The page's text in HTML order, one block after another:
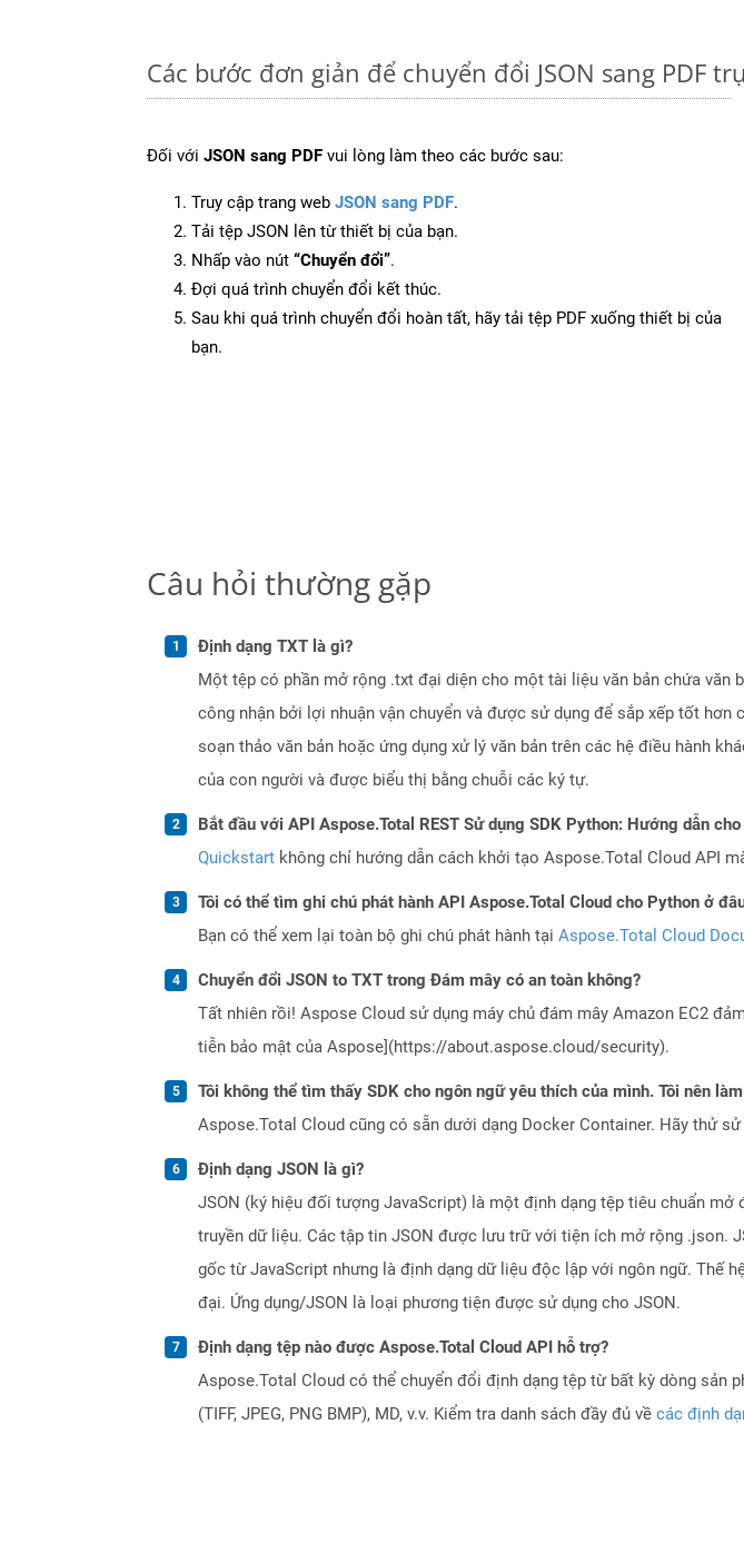
Các bước đơn giản để chuyển đổi JSON sang PDF
Đối với JSON sang PDF vui lòng làm theo các bước sau:
Truy cập trang web JSON sang PDF.
Tải tệp JSON lên từ thiết bị của bạn.
Nhấp vào nút “Chuyển đổi”.
Đợi quá trình chuyển đổi kết thúc.
Sau khi quá trình chuyển đổi hoàn tất, hãy tải tệp PDF xuống thiết bị của
bạn.
Câu hỏi thường gặp
Định dạng TXT là gì?
Một tệp có phần mở rộng .txt đại diện cho một tài liệu văn bản chứa
công nhận bởi lợi nhuận vận chuyển và được sử dụng để sắp xếp tốt
soạn thảo văn bản hoặc ứng dụng xử lý văn bản trên các hệ điều hành
của con người và được biểu thị bằng chuỗi các ký tự.
Bắt đầu với API Aspose.Total REST Sử dụng SDK Python: Hướng dẫn
Quickstart không chỉ hướng dẫn cách khởi tạo Aspose.Total Cloud API
Tôi có thể tìm ghi chú phát hành API Aspose.Total Cloud cho Python ở
Bạn có thể xem lại toàn bộ ghi chú phát hành tại Aspose.Total Cloud
Chuyển đổi JSON to TXT trong Đám mây có an toàn không?
Tất nhiên rồi! Aspose Cloud sử dụng máy chủ đám mây Amazon EC2
tiễn bảo mật của Aspose](https://about.aspose.cloud/security).
Tôi không thể tìm thấy SDK cho ngôn ngữ yêu thích của mình. Tôi nên
Aspose.Total Cloud cũng có sẵn dưới dạng Docker Container. Hãy thử
Định dạng JSON là gì?
JSON (ký hiệu đối tượng JavaScript) là một định dạng tệp tiêu chuẩn
truyền dữ liệu. Các tập tin JSON được lưu trữ với tiện ích mở rộng .json.
gốc từ JavaScript nhưng là định dạng dữ liệu độc lập với ngôn ngữ. Thế
đại. Ứng dụng/JSON là loại phương tiện được sử dụng cho JSON.
Định dạng tệp nào được Aspose.Total Cloud API hỗ trợ?
Aspose.Total Cloud có thể chuyển đổi định dạng tệp từ bất kỳ dòng sản
(TIFF, JPEG, PNG BMP), MD, v.v. Kiểm tra danh sách đầy đủ về các định